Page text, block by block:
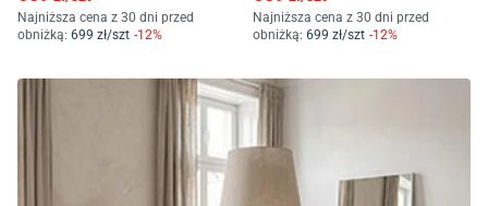
Najniższa cena z 30 dni przed
obniżką: 699 zł/szt -12%
Najniższa cena z 30 dni przed
obniżką: 699 zł/szt -12%